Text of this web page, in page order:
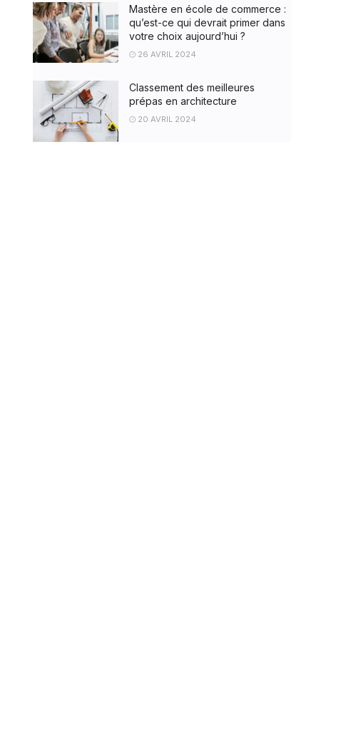
Mastère en école de commerce :
qu’est-ce qui devrait primer dans
votre choix aujourd’hui ?
26 AVRIL 2024
Classement des meilleures
prépas en architecture
20 AVRIL 2024